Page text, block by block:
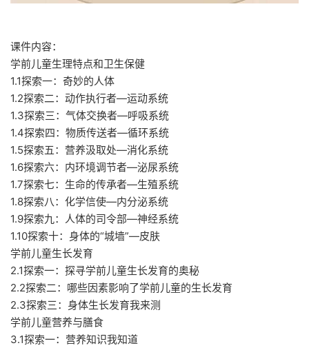
课件内容：
学前儿童生理特点和卫生保健
1.1探索一：奇妙的人体
1.2探索二：动作执行者—运动系统
1.3探索三：气体交换者—呼吸系统
1.4探索四：物质传送者—循环系统
1.5探索五：营养汲取处—消化系统
1.6探索六：内环境调节者—泌尿系统
1.7探索七：生命的传承者—生殖系统
1.8探索八：化学信使—内分泌系统
1.9探索九：人体的司令部—神经系统
1.10探索十：身体的“城墙”—皮肤
学前儿童生长发育
2.1探索一：探寻学前儿童生长发育的奥秘
2.2探索二：哪些因素影响了学前儿童的生长发育
2.3探索三：身体生长发育我来测
学前儿童营养与膳食
3.1探索一：营养知识我知道